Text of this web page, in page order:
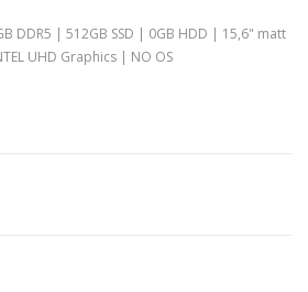
DDR5 | 512GB SSD | 0GB HDD | 15,6" matt
UHD Graphics | NO OS